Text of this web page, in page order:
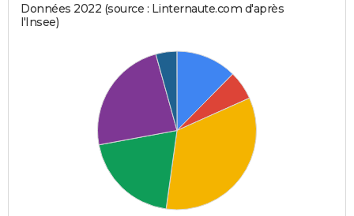
Données 2022 (source : Linternaute.com d'après
l'Insee)